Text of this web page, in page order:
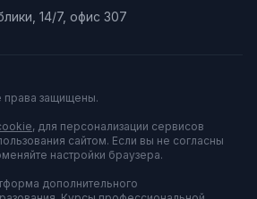
14/7, офис 307
права защищены.
, для персонализации сервисов
сайтом. Если вы не согласны
настройки браузера.
дополнительного